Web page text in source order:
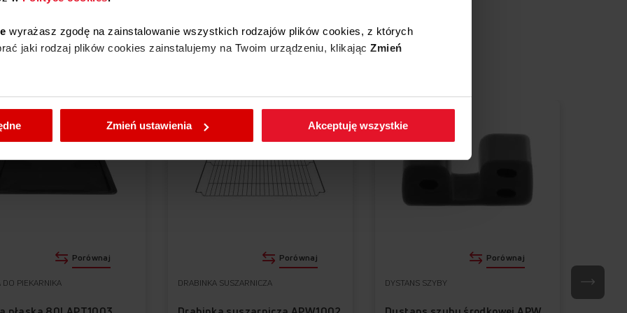
wyrażasz zgodę na zainstalowanie wszystkich rodzajów plików cookies, z których
jaki rodzaj plików cookies zainstalujemy na Twoim urządzeniu, klikając Zmień
wybrane przez Ciebie ustawienia plików cookies wchodząc w zakładkęPolityka
Zmień ustawienia Akceptuję wszystkie
i części zamienne
DO PIEKARNIKA
PROMOCJA
Porównaj
DRABINKA SUSZARNICZA
Porównaj
DYSTANS SZYBY
Porównaj